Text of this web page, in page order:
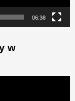
06:38
w